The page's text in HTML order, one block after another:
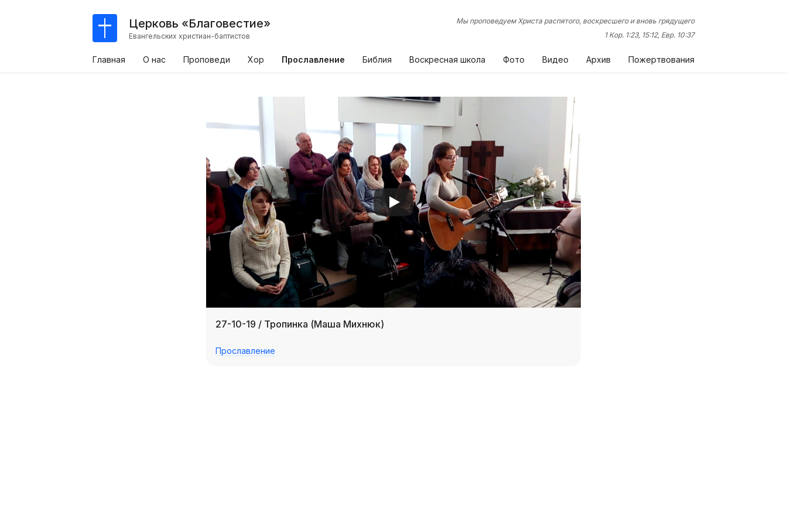
Церковь «Благовестие»
Евангельских христиан-баптистов
Мы проповедуем Христа распятого, воскресшего и вновь грядущего
1 Кор. 1:23, 15:12, Евр. 10:37
Главная О нас Проповеди Хор Прославление Библия Воскресная школа Фото Видео Архив Пожертвования
27-10-19 / Тропинка (Маша Михнюк)
Прославление